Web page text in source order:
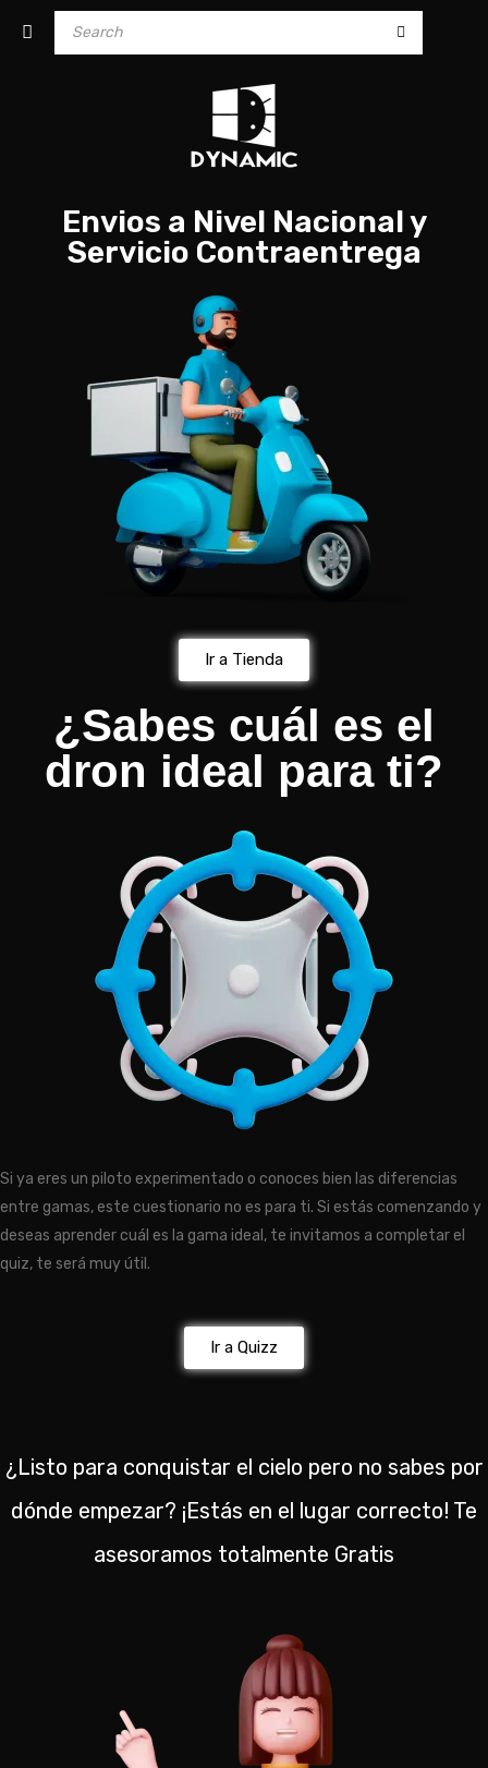
Envios a Nivel Nacional y
Servicio Contraentrega
Ir a Tienda
¿Sabes cuál es el
dron ideal para ti?​
Si ya eres un piloto experimentado o conoces bien las diferencias
entre gamas, este cuestionario no es para ti. Si estás comenzando y
deseas aprender cuál es la gama ideal, te invitamos a completar el
quiz, te será muy útil.
Ir a Quizz
¿Listo para conquistar el cielo pero no sabes por
dónde empezar? ¡Estás en el lugar correcto! Te
asesoramos totalmente Gratis